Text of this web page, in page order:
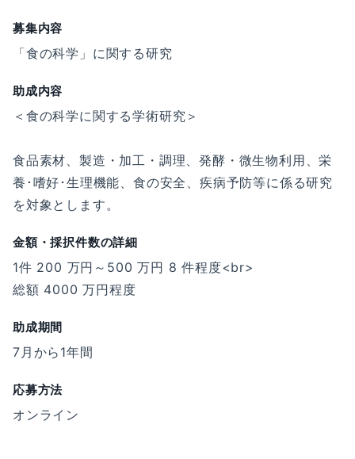
募集内容
「食の科学」に関する研究
助成内容
＜食の科学に関する学術研究＞
食品素材、製造・加工・調理、発酵・微生物利用、栄
養･嗜好･生理機能、食の安全、疾病予防等に係る研究
を対象とします。
金額・採択件数の詳細
1件 200 万円～500 万円 8 件程度<br>
総額 4000 万円程度
助成期間
7月から1年間
応募方法
オンライン